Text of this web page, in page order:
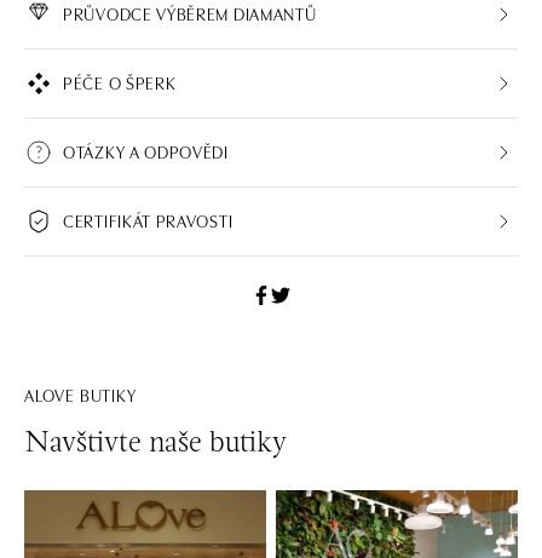
PRŮVODCE VÝBĚREM DIAMANTŮ
PÉČE O ŠPERK
OTÁZKY A ODPOVĚDI
CERTIFIKÁT PRAVOSTI
ALOVE BUTIKY
Navštivte naše butiky